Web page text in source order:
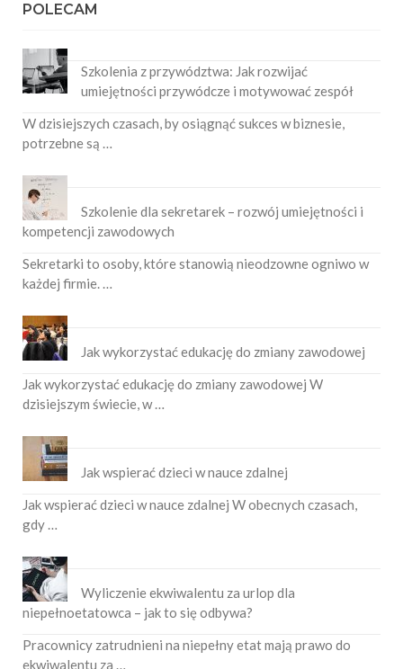
POLECAM
Szkolenia z przywództwa: Jak rozwijać
umiejętności przywódcze i motywować zespół
W dzisiejszych czasach, by osiągnąć sukces w biznesie,
potrzebne są …
Szkolenie dla sekretarek – rozwój umiejętności i
kompetencji zawodowych
Sekretarki to osoby, które stanowią nieodzowne ogniwo w
każdej firmie. …
Jak wykorzystać edukację do zmiany zawodowej
Jak wykorzystać edukację do zmiany zawodowej W
dzisiejszym świecie, w …
Jak wspierać dzieci w nauce zdalnej
Jak wspierać dzieci w nauce zdalnej W obecnych czasach,
gdy …
Wyliczenie ekwiwalentu za urlop dla
niepełnoetatowca – jak to się odbywa?
Pracownicy zatrudnieni na niepełny etat mają prawo do
ekwiwalentu za …